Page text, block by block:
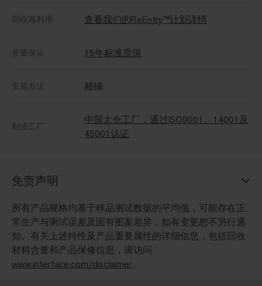
回收再利用 查看我们的ReEntry™计划详情
质量保证 15年标准质保
安装方法 顺铺
制造工厂
中国太仓工厂，通过ISO9001、14001及
45001认证
免责声明
所有产品规格均基于样品测试数据的平均值，可能存在正
常生产与测试误差及固有图案差异，如有变更恕不另行通
知。有关上述特性及产品重要属性的详细信息，包括回收
材料含量和产品保修信息，请访问
www.interface.com/disclaimer。